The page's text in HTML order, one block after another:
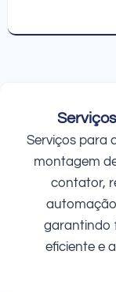
Serviços para
montagem
contator,
garantindo
eficiente e